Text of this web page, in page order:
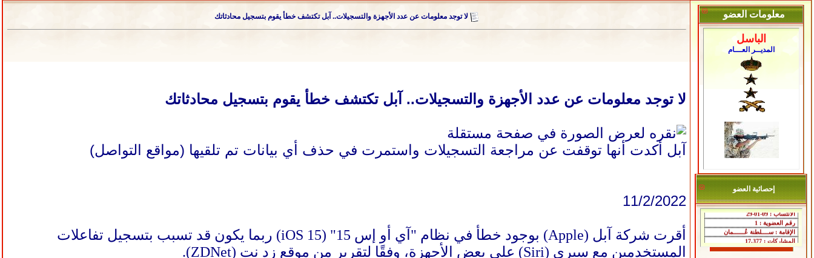
معلومات العضو
الباسل
المديــر العـــام
إحصائية العضو
لا توجد معلومات عن عدد الأجهزة والتسجيلات.. آبل تكتشف خطأ يقوم بتسجيل محادثاتك
لا توجد معلومات عن عدد الأجهزة والتسجيلات.. آبل تكتشف خطأ يقوم بتسجيل محادثاتك
آبل أكدت أنها توقفت عن مراجعة التسجيلات واستمرت في حذف أي بيانات تم تلقيها (مواقع التواصل)
11/2/2022
أقرت شركة آبل (Apple) بوجود خطأ في نظام "آي أو إس 15" (iOS 15) ربما يكون قد تسبب بتسجيل تفاعلات
المستخدمين مع سيري (Siri) على بعض الأجهزة، وفقًا لتقرير من موقع زد نت (ZDNet).